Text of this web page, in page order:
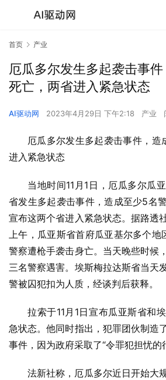
首页 产业
厄瓜多尔发生多起袭击事
死亡，两省进入紧急状态
AI驱动网 2023年4月29日 下午2:18 产业
厄瓜多尔发生多起袭击事件，造
进入紧急状态
当地时间11月1日，厄瓜多尔瓜
省发生多起袭击事件，造成至少5名
宣布这两个省进入紧急状态。据路透
上午，瓜亚斯省首府瓜亚基尔多个地
警察遭枪手袭击身亡。当天晚些时候
三名警察遇害。埃斯梅拉达斯省当天
警被囚犯扣为人质，经谈判后获释。
拉索于11月1日宣布瓜亚斯省和
急状态。他同时指出，犯罪团伙制造
事件，因为政府采取了“令罪犯担忧的
法新社称，厄瓜多尔近日开始大